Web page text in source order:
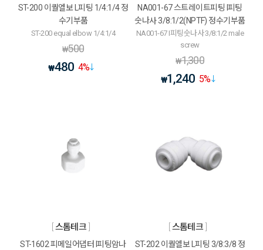
ST-200 이퀄엘보 L피팅 1/4:1/4 정
수기부품
ST-200 equal elbow 1/4:1/4
₩500
₩480 4%
NA001-67 스트레이트피팅 I피팅
숫나사 3/8:1/2(NPTF) 정수기부품
NA001-67 I피팅숫나사 3/8:1/2 male
screw
₩1,300
₩1,240 5%
스톰테크
ST-1602 피메일어댑터 I피팅암나
스톰테크
ST-202 이퀄엘보 L피팅 3/8:3/8 정